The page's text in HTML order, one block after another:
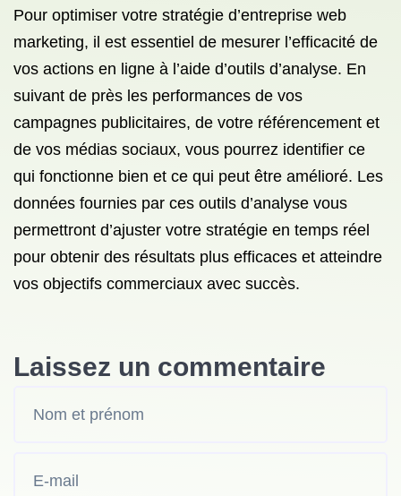
Pour optimiser votre stratégie d’entreprise web
marketing, il est essentiel de mesurer l’efficacité de
vos actions en ligne à l’aide d’outils d’analyse. En
suivant de près les performances de vos
campagnes publicitaires, de votre référencement et
de vos médias sociaux, vous pourrez identifier ce
qui fonctionne bien et ce qui peut être amélioré. Les
données fournies par ces outils d’analyse vous
permettront d’ajuster votre stratégie en temps réel
pour obtenir des résultats plus efficaces et atteindre
vos objectifs commerciaux avec succès.
Laissez un commentaire